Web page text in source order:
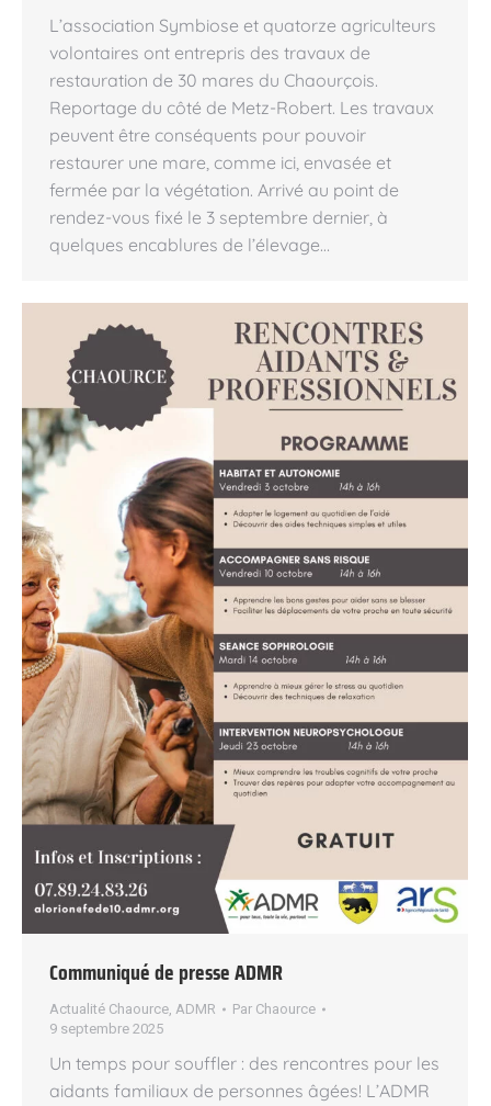
L’association Symbiose et quatorze agriculteurs
volontaires ont entrepris des travaux de
restauration de 30 mares du Chaourçois.
Reportage du côté de Metz-Robert. Les travaux
peuvent être conséquents pour pouvoir
restaurer une mare, comme ici, envasée et
fermée par la végétation. Arrivé au point de
rendez-vous fixé le 3 septembre dernier, à
quelques encablures de l’élevage…
Communiqué de presse ADMR
Actualité Chaource, ADMR Par Chaource
9 septembre 2025
Un temps pour souffler : des rencontres pour les
aidants familiaux de personnes âgées! L’ADMR